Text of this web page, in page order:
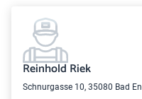
Reinhold Riek
Schnurgasse 10, 35080 Bad